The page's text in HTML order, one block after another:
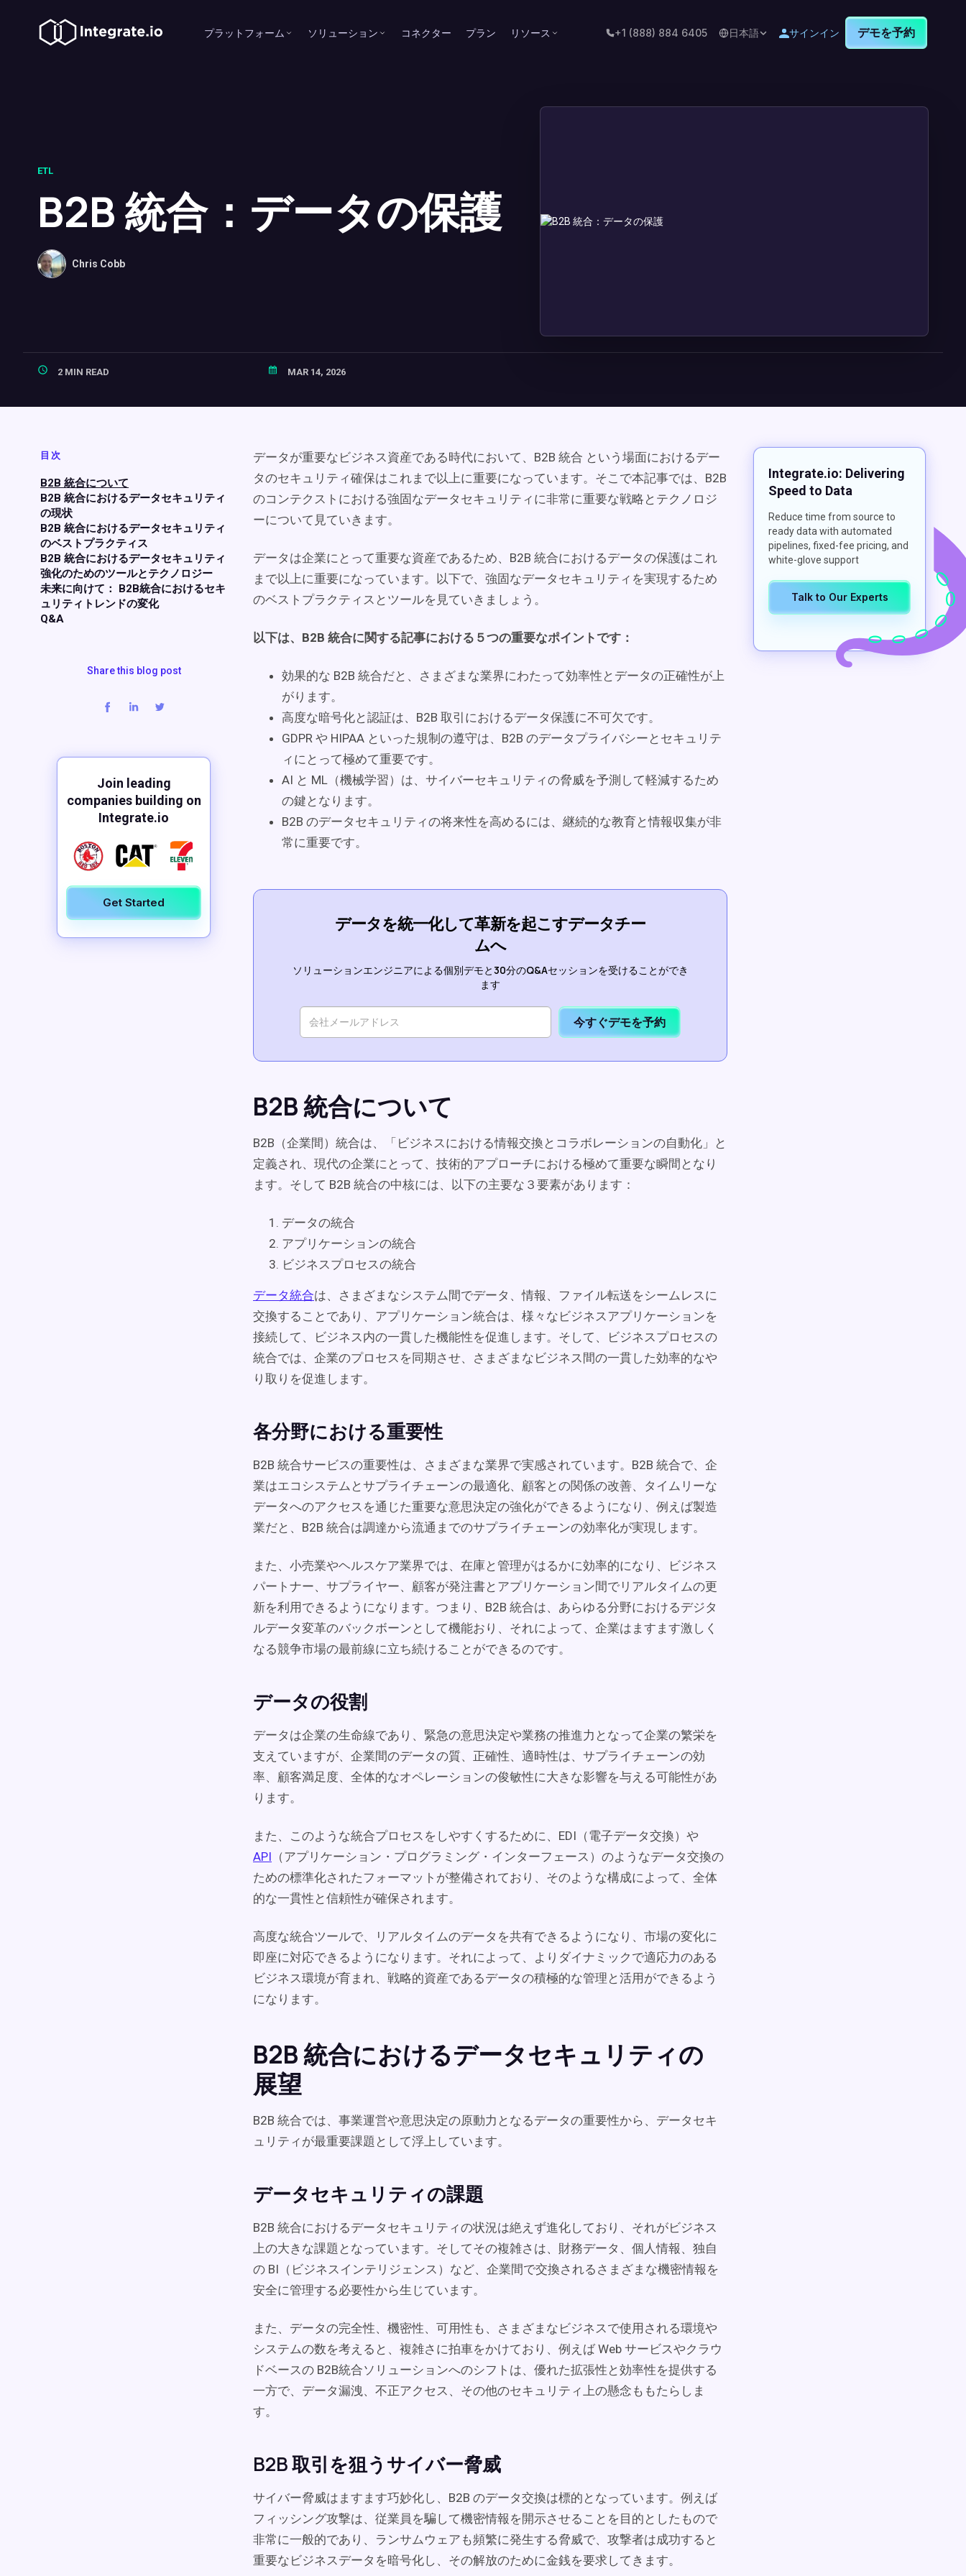
プラットフォーム ソリューション コネクター プラン リソース +1 (888) 884 6405 日本語 サインイン デモを予約
ETL
B2B 統合：データの保護
Chris Cobb
2 MIN READ MAR 14, 2026
目次
B2B 統合について
B2B 統合におけるデータセキュリティ
の現状
B2B 統合におけるデータセキュリティ
のベストプラクティス
B2B 統合におけるデータセキュリティ
強化のためのツールとテクノロジー
未来に向けて： B2B統合におけるセキ
ュリティトレンドの変化
Q&A
Share this blog post
Join leading
companies building on
Integrate.io
Get Started
データが重要なビジネス資産である時代において、B2B 統合 という場面におけるデー
タのセキュリティ確保はこれまで以上に重要になっています。そこで本記事では、B2B
のコンテクストにおける強固なデータセキュリティに非常に重要な戦略とテクノロジ
ーについて見ていきます。
データは企業にとって重要な資産であるため、B2B 統合におけるデータの保護はこれ
まで以上に重要になっています。以下で、強固なデータセキュリティを実現するため
のベストプラクティスとツールを見ていきましょう。
以下は、B2B 統合に関する記事における５つの重要なポイントです：
効果的な B2B 統合だと、さまざまな業界にわたって効率性とデータの正確性が上
がります。
高度な暗号化と認証は、B2B 取引におけるデータ保護に不可欠です。
GDPR や HIPAA といった規制の遵守は、B2B のデータプライバシーとセキュリテ
ィにとって極めて重要です。
AI と ML（機械学習）は、サイバーセキュリティの脅威を予測して軽減するため
の鍵となります。
B2B のデータセキュリティの将来性を高めるには、継続的な教育と情報収集が非
常に重要です。
データを統一化して革新を起こすデータチー
ムへ
ソリューションエンジニアによる個別デモと30分のQ&Aセッションを受けることができ
ます
今すぐデモを予約
B2B 統合について
B2B（企業間）統合は、「ビジネスにおける情報交換とコラボレーションの自動化」と
定義され、現代の企業にとって、技術的アプローチにおける極めて重要な瞬間となり
ます。そして B2B 統合の中核には、以下の主要な３要素があります：
データの統合
アプリケーションの統合
ビジネスプロセスの統合
データ統合は、さまざまなシステム間でデータ、情報、ファイル転送をシームレスに
交換することであり、アプリケーション統合は、様々なビジネスアプリケーションを
接続して、ビジネス内の一貫した機能性を促進します。そして、ビジネスプロセスの
統合では、企業のプロセスを同期させ、さまざまなビジネス間の一貫した効率的なや
り取りを促進します。
各分野における重要性
B2B 統合サービスの重要性は、さまざまな業界で実感されています。B2B 統合で、企
業はエコシステムとサプライチェーンの最適化、顧客との関係の改善、タイムリーな
データへのアクセスを通じた重要な意思決定の強化ができるようになり、例えば製造
業だと、B2B 統合は調達から流通までのサプライチェーンの効率化が実現します。
また、小売業やヘルスケア業界では、在庫と管理がはるかに効率的になり、ビジネス
パートナー、サプライヤー、顧客が発注書とアプリケーション間でリアルタイムの更
新を利用できるようになります。つまり、B2B 統合は、あらゆる分野におけるデジタ
ルデータ変革のバックボーンとして機能おり、それによって、企業はますます激しく
なる競争市場の最前線に立ち続けることができるのです。
データの役割
データは企業の生命線であり、緊急の意思決定や業務の推進力となって企業の繁栄を
支えていますが、企業間のデータの質、正確性、適時性は、サプライチェーンの効
率、顧客満足度、全体的なオペレーションの俊敏性に大きな影響を与える可能性があ
ります。
また、このような統合プロセスをしやすくするために、EDI（電子データ交換）や
API （アプリケーション・プログラミング・インターフェース）のようなデータ交換の
ための標準化されたフォーマットが整備されており、そのような構成によって、全体
的な一貫性と信頼性が確保されます。
高度な統合ツールで、リアルタイムのデータを共有できるようになり、市場の変化に
即座に対応できるようになります。それによって、よりダイナミックで適応力のある
ビジネス環境が育まれ、戦略的資産であるデータの積極的な管理と活用ができるよう
になります。
B2B 統合におけるデータセキュリティの
展望
B2B 統合では、事業運営や意思決定の原動力となるデータの重要性から、データセキ
ュリティが最重要課題として浮上しています。
データセキュリティの課題
B2B 統合におけるデータセキュリティの状況は絶えず進化しており、それがビジネス
上の大きな課題となっています。そしてその複雑さは、財務データ、個人情報、独自
の BI（ビジネスインテリジェンス）など、企業間で交換されるさまざまな機密情報を
安全に管理する必要性から生じています。
また、データの完全性、機密性、可用性も、さまざまなビジネスで使用される環境や
システムの数を考えると、複雑さに拍車をかけており、例えば Web サービスやクラウ
ドベースの B2B統合ソリューションへのシフトは、優れた拡張性と効率性を提供する
一方で、データ漏洩、不正アクセス、その他のセキュリティ上の懸念ももたらしま
す。
B2B 取引を狙うサイバー脅威
サイバー脅威はますます巧妙化し、B2B のデータ交換は標的となっています。例えば
フィッシング攻撃は、従業員を騙して機密情報を開示させることを目的としたもので
非常に一般的であり、ランサムウェアも頻繁に発生する脅威で、攻撃者は成功すると
重要なビジネスデータを暗号化し、その解放のために金銭を要求してきます。
Integrate.io: Delivering
Speed to Data
Reduce time from source to
ready data with automated
pipelines, fixed-fee pricing, and
white-glove support
Talk to Our Experts